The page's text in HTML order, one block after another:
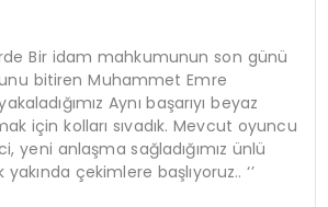
Bir idam mahkumunun son günü
bitiren Muhammet Emre
Aynı başarıyı beyaz
için kolları sıvadık. Mevcut oyuncu
yeni anlaşma sağladığımız ünlü
çekimlere başlıyoruz.. ‘’